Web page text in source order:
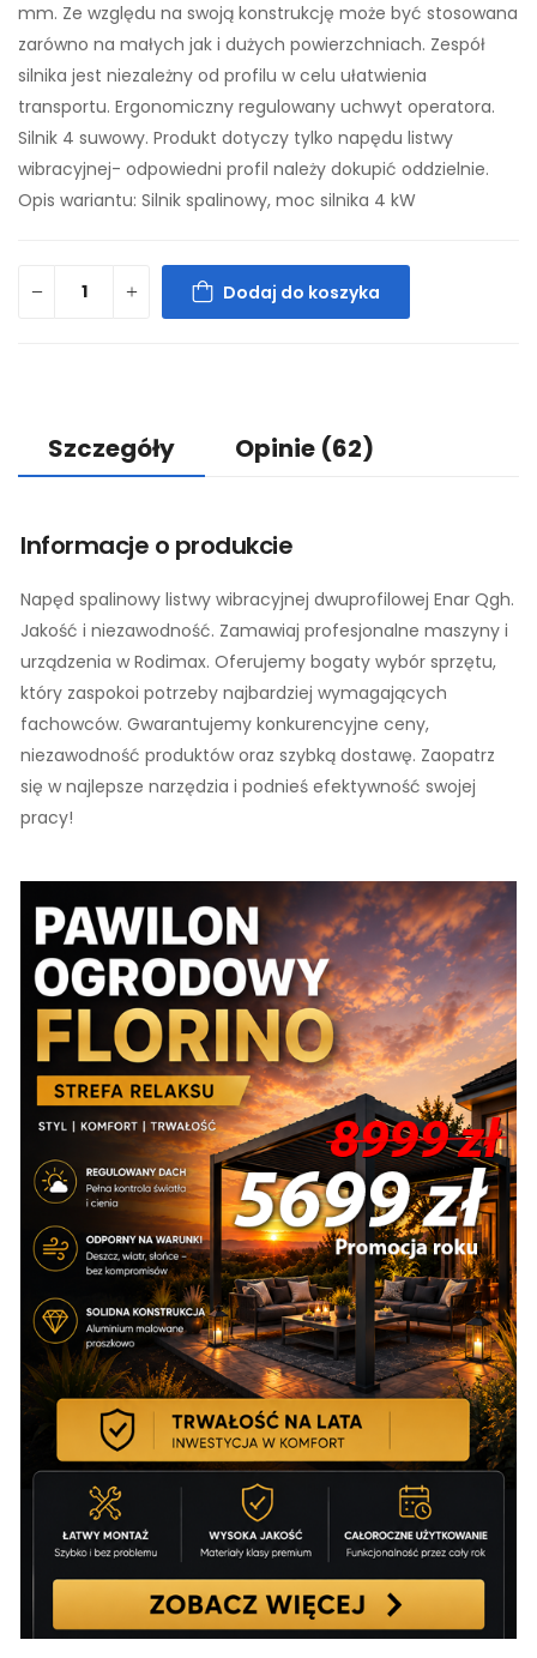
mm. Ze względu na swoją konstrukcję może być stosowana
zarówno na małych jak i dużych powierzchniach. Zespół
silnika jest niezależny od profilu w celu ułatwienia
transportu. Ergonomiczny regulowany uchwyt operatora.
Silnik 4 suwowy. Produkt dotyczy tylko napędu listwy
wibracyjnej- odpowiedni profil należy dokupić oddzielnie.
Opis wariantu: Silnik spalinowy, moc silnika 4 kW
Dodaj do koszyka
Szczegóły Opinie (62)
Informacje o produkcie
Napęd spalinowy listwy wibracyjnej dwuprofilowej Enar Qgh.
Jakość i niezawodność. Zamawiaj profesjonalne maszyny i
urządzenia w Rodimax. Oferujemy bogaty wybór sprzętu,
który zaspokoi potrzeby najbardziej wymagających
fachowców. Gwarantujemy konkurencyjne ceny,
niezawodność produktów oraz szybką dostawę. Zaopatrz
się w najlepsze narzędzia i podnieś efektywność swojej
pracy!